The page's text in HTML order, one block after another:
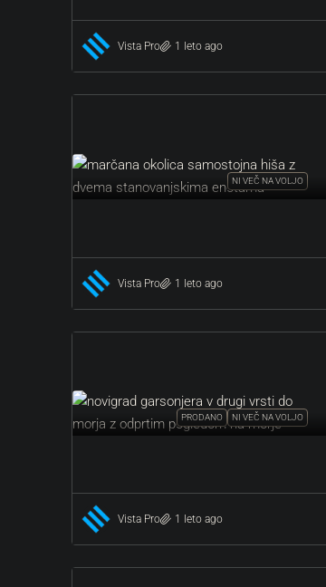
Vista Pro 1 leto ago
NI VEČ NA VOLJO
Vista Pro 1 leto ago
PRODANO NI VEČ NA VOLJO
Vista Pro 1 leto ago